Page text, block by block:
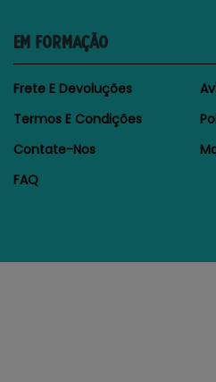
EM FORMAÇÃO
Frete E Devoluções
Termos E Condições
Contate-Nos
FAQ